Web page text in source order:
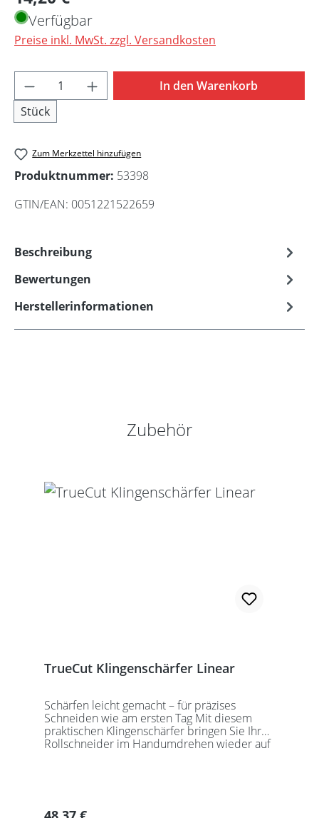
Verfügbar
Preise inkl. MwSt. zzgl. Versandkosten
Produkt Anzahl: Gib den gewünschten
Stück
In den Warenkorb
Zum Merkzettel hinzufügen
Produktnummer: 53398
GTIN/EAN: 0051221522659
Beschreibung
Bewertungen
Herstellerinformationen
Produktgalerie überspringen
Zubehör
TrueCut Klingenschärfer Linear
Schärfen leicht gemacht – für präzises
Schneiden wie am ersten Tag Mit diesem
praktischen Klingenschärfer bringen Sie Ihre
Rollschneider im Handumdrehen wieder auf
eine sichere Anwendung ohne
Regulärer Preis: